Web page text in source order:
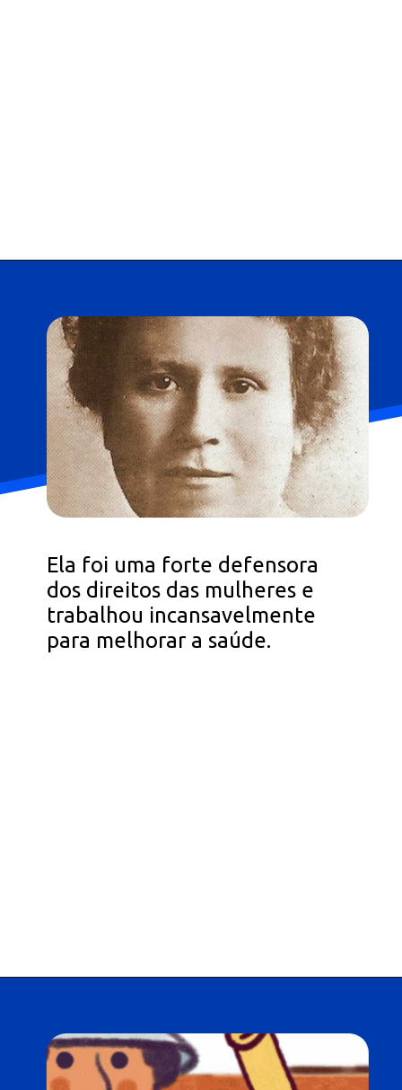
Ela foi uma forte defensora
dos direitos das mulheres e
trabalhou incansavelmente
para melhorar a saúde.